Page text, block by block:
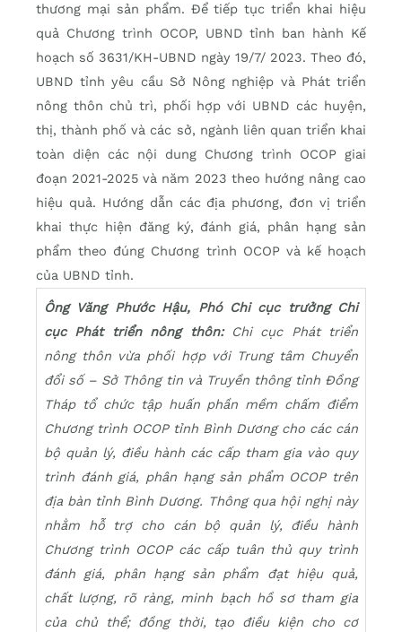
thương mại sản phẩm. Để tiếp tục triển khai hiệu
quả Chương trình OCOP, UBND tỉnh ban hành Kế
hoạch số 3631/KH-UBND ngày 19/7/ 2023. Theo đó,
UBND tỉnh yêu cầu Sở Nông nghiệp và Phát triển
nông thôn chủ trì, phối hợp với UBND các huyện,
thị, thành phố và các sở, ngành liên quan triển khai
toàn diện các nội dung Chương trình OCOP giai
đoạn 2021-2025 và năm 2023 theo hướng nâng cao
hiệu quả. Hướng dẫn các địa phương, đơn vị triển
khai thực hiện đăng ký, đánh giá, phân hạng sản
phẩm theo đúng Chương trình OCOP và kế hoạch
của UBND tỉnh.
Ông Văng Phước Hậu, Phó Chi cục trưởng Chi
cục Phát triển nông thôn: Chi cục Phát triển
nông thôn vừa phối hợp với Trung tâm Chuyển
đổi số – Sở Thông tin và Truyền thông tỉnh Đồng
Tháp tổ chức tập huấn phần mềm chấm điểm
Chương trình OCOP tỉnh Bình Dương cho các cán
bộ quản lý, điều hành các cấp tham gia vào quy
trình đánh giá, phân hạng sản phẩm OCOP trên
địa bàn tỉnh Bình Dương. Thông qua hội nghị này
nhằm hỗ trợ cho cán bộ quản lý, điều hành
Chương trình OCOP các cấp tuân thủ quy trình
đánh giá, phân hạng sản phẩm đạt hiệu quả,
chất lượng, rõ ràng, minh bạch hồ sơ tham gia
của chủ thể; đồng thời, tạo điều kiện cho cơ